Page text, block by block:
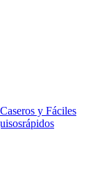
y Fáciles